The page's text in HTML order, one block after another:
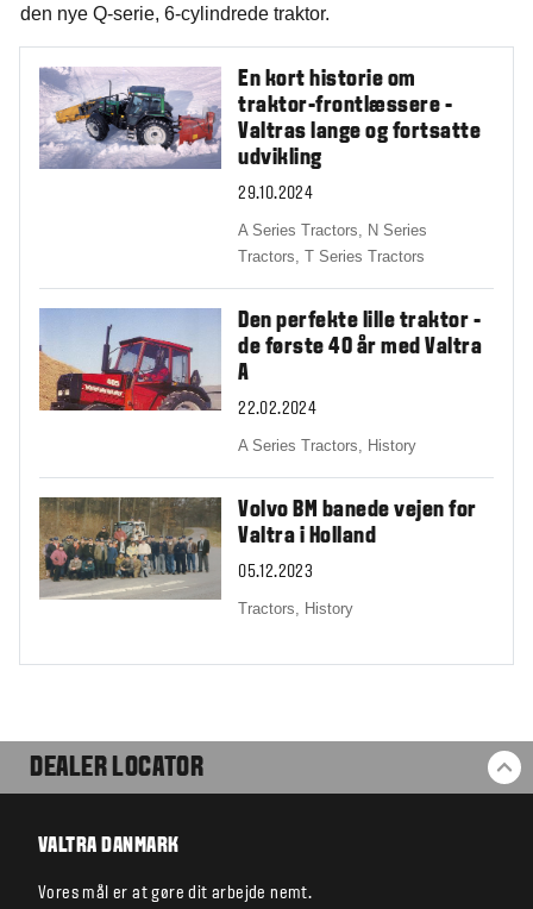
den nye Q-serie, 6-cylindrede traktor.
En kort historie om
traktor-frontlæssere -
Valtras lange og fortsatte
udvikling
29.10.2024
A Series Tractors, N Series
Tractors,T Series Tractors
Den perfekte lille traktor -
de første 40 år med Valtra
A
22.02.2024
A Series Tractors, History
Volvo BM banede vejen for
Valtra i Holland
05.12.2023
Tractors, History
DEALER LOCATOR
VALTRA DANMARK
Vores mål er at gøre dit arbejde nemt.